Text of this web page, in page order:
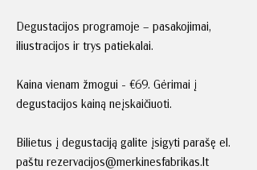
Degustacijos programoje – pasakojimai,
iliustracijos ir trys patiekalai.
Kaina vienam žmogui - €69. Gėrimai į
degustacijos kainą neįskaičiuoti.
Bilietus į degustaciją galite įsigyti parašę el.
paštu rezervacijos@merkinesfabrikas.lt